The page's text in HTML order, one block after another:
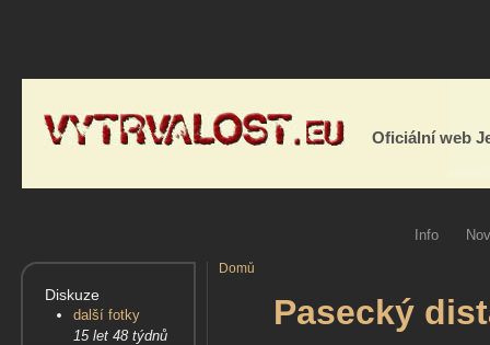
Oficiální web
Info
Diskuze
další fotky
15 let 48 týdnů
Domů
Pasecký